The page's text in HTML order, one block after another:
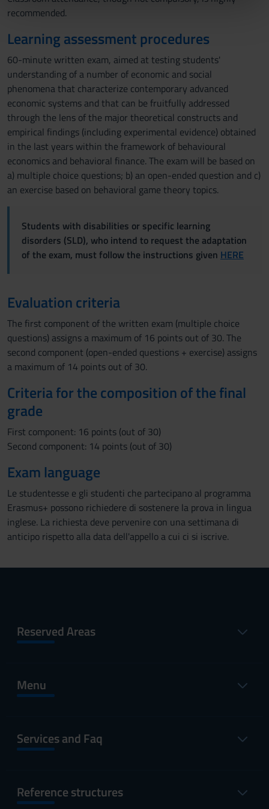
nostri partner che si occupano di analisi dei dati web,
pubblicità e social media, i quali potrebbero combinarle
con altre informazioni che hai fornito loro o che hanno
raccolto dal tuo utilizzo dei loro servizi.
recommended.
Learning assessment procedures
60-minute written exam, aimed at testing students'
understanding of a number of economic and social
phenomena that characterize contemporary advanced
economic systems and that can be fruitfully addressed
through the lens of the major theoretical constructs and
empirical findings (including experimental evidence) obtained
in the last years within the framework of behavioural
economics and behavioral finance. The exam will be based on
a) multiple choice questions; b) an open-ended question and c)
an exercise based on behavioral game theory topics.
Students with disabilities or specific learning
disorders (SLD), who intend to request the adaptation
of the exam, must follow the instructions given HERE
Evaluation criteria
The first component of the written exam (multiple choice
questions) assigns a maximum of 16 points out of 30. The
second component (open-ended questions + exercise) assigns
a maximum of 14 points out of 30.
Criteria for the composition of the final
grade
First component: 16 points (out of 30)
Second component: 14 points (out of 30)
Exam language
Le studentesse e gli studenti che partecipano al programma
Erasmus+ possono richiedere di sostenere la prova in lingua
inglese. La richiesta deve pervenire con una settimana di
anticipo rispetto alla data dell'appello a cui ci si iscrive.
Reserved Areas
Menu
Services and Faq
Reference structures